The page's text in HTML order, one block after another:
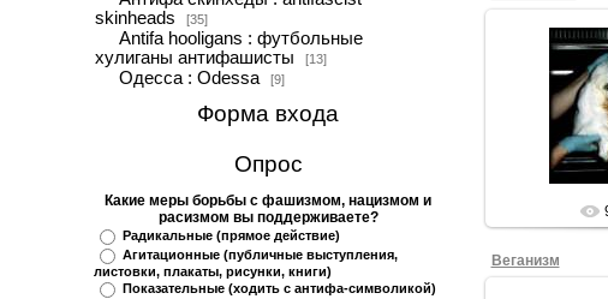
skinheads
[35]
Antifa hooligans : футбольные
хулиганы антифашисты
[13]
Одесса : Odessa [9]
Форма входа
Опрос
Какие меры борьбы с фашизмом, нацизмом и
расизмом вы поддерживаете?
Радикальные (прямое действие)
Агитационные (публичные выступления,
листовки, плакаты, рисунки, книги)
Показательные (ходить с антифа-символикой)
Веганизм